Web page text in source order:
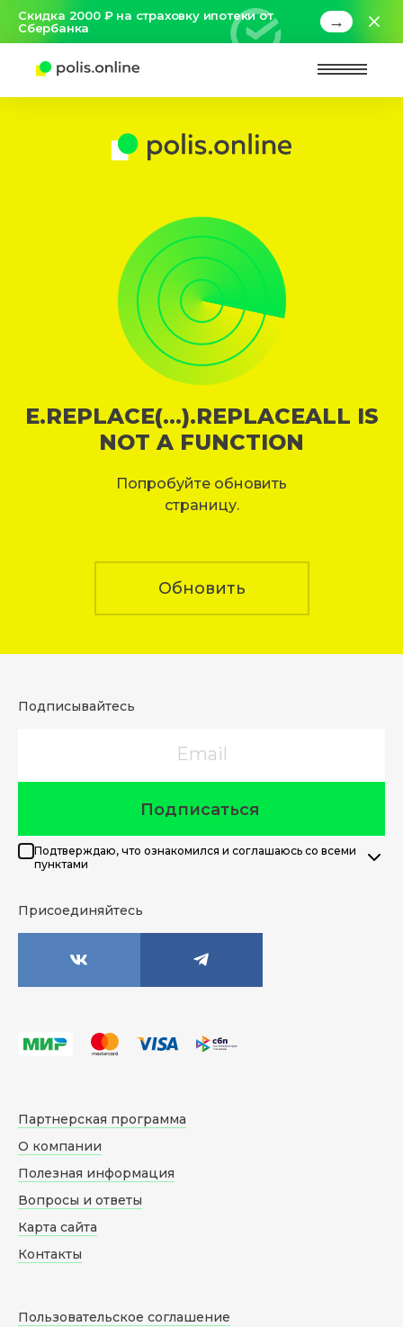
Скидка 2000 ₽ на страховку ипотеки от
Сбербанка
→
E.REPLACE(...).REPLACEALL IS
NOT A FUNCTION
Попробуйте обновить
страницу.
Обновить
Подписывайтесь
Подписаться
Подтверждаю, что ознакомился и соглашаюсь со всеми
пунктами
Присоединяйтесь
Партнерская программа
О компании
Полезная информация
Вопросы и ответы
Карта сайта
Контакты
Пользовательское соглашение